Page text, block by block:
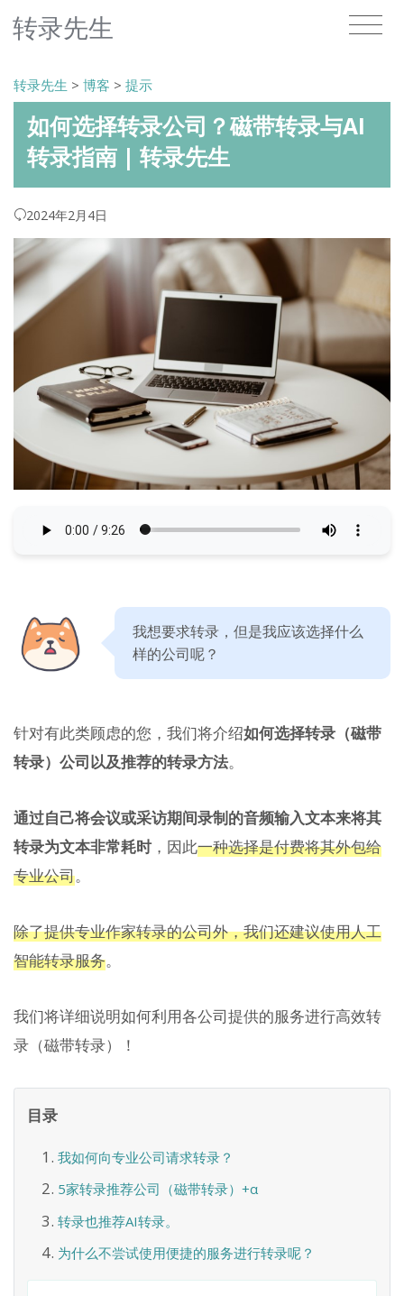
转录先生
转录先生 > 博客 > 提示
如何选择转录公司？磁带转录与AI
转录指南 | 转录先生
2024年2月4日
我想要求转录，但是我应该选择什么
样的公司呢？
针对有此类顾虑的您，我们将介绍如何选择转录（磁带
转录）公司以及推荐的转录方法。
通过自己将会议或采访期间录制的音频输入文本来将其
转录为文本非常耗时，因此一种选择是付费将其外包给
专业公司。
除了提供专业作家转录的公司外，我们还建议使用人工
智能转录服务。
我们将详细说明如何利用各公司提供的服务进行高效转
录（磁带转录）！
目录
我如何向专业公司请求转录？
5家转录推荐公司（磁带转录）+α
转录也推荐AI转录。
为什么不尝试使用便捷的服务进行转录呢？